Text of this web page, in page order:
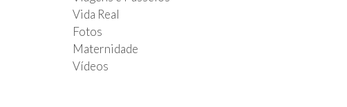
Vida Real
Fotos
Maternidade
Vídeos